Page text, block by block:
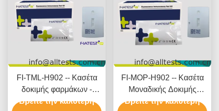
FI-TML-H902 -- Κασέτα
δοκιμής φαρμάκων -
Τραμαδόλη (TML)
Βρείτε την καλύτερη
FI-MOP-H902 -- Κασέτα
Μοναδικής Δοκιμής
Φαρμάκων - Μορφίνη
Βρείτε την καλύτερη